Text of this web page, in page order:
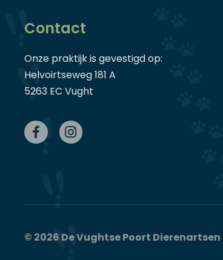
Contact
Onze praktijk is gevestigd op:
Helvoirtseweg 181 A
5263 EC Vught
© 2026 De Vughtse Poort Dierenartsen